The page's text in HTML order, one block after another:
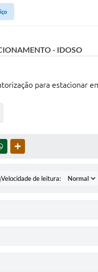
- IDOSO
para estacionar
WHATSAPP
Velocidade de leitura: